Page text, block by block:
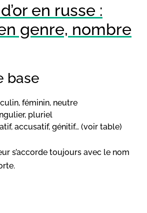
en russe :
genre, nombre
base
féminin, neutre
pluriel
accusatif, génitif… (voir table)
s’accorde toujours avec le nom